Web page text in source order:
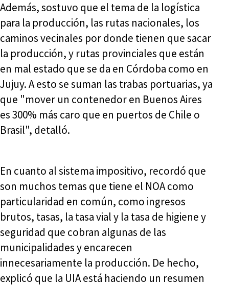
Además, sostuvo que el tema de la logística
para la producción, las rutas nacionales, los
caminos vecinales por donde tienen que sacar
la producción, y rutas provinciales que están
en mal estado que se da en Córdoba como en
Jujuy. A esto se suman las trabas portuarias, ya
que "mover un contenedor en Buenos Aires
es 300% más caro que en puertos de Chile o
Brasil", detalló.
En cuanto al sistema impositivo, recordó que
son muchos temas que tiene el NOA como
particularidad en común, como ingresos
brutos, tasas, la tasa vial y la tasa de higiene y
seguridad que cobran algunas de las
municipalidades y encarecen
innecesariamente la producción. De hecho,
explicó que la UIA está haciendo un resumen